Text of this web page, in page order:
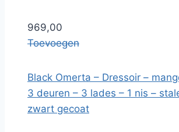
969,00
Toevoegen
Black Omerta – Dressoir –
3 deuren – 3 lades – 1 nis –
zwart gecoat